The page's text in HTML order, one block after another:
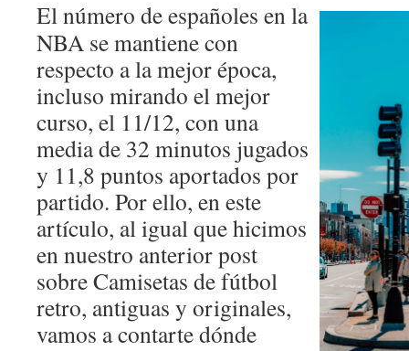
El número de españoles en la
NBA se mantiene con
respecto a la mejor época,
incluso mirando el mejor
curso, el 11/12, con una
media de 32 minutos jugados
y 11,8 puntos aportados por
partido. Por ello, en este
artículo, al igual que hicimos
en nuestro anterior post
sobre Camisetas de fútbol
retro, antiguas y originales,
vamos a contarte dónde